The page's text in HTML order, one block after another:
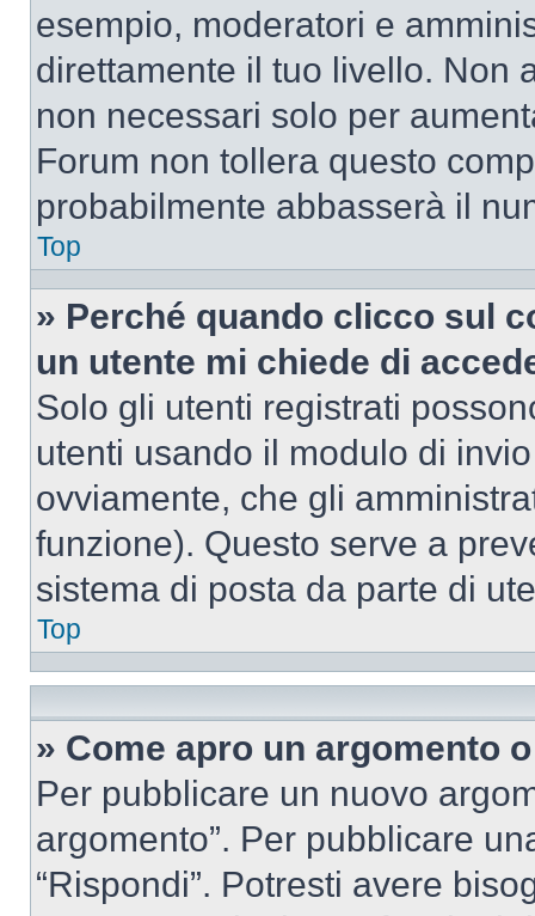
esempio, moderatori e
direttamente il tuo livello. Non
non necessari solo per
Forum non tollera questo
probabilmente abbasserà il
Top
» Perché quando clicco sul
un utente mi chiede di
Solo gli utenti registrati
utenti usando il modulo di
ovviamente, che gli
funzione). Questo serve a
sistema di posta da parte di
Top
» Come apro un argomento
Per pubblicare un nuovo
argomento”. Per pubblicare
“Rispondi”. Potresti avere